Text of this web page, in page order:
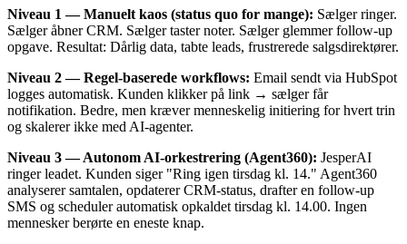
Niveau 1 — Manuelt kaos (status quo for mange): Sælger ringer.
Sælger åbner CRM. Sælger taster noter. Sælger glemmer follow-up
opgave. Resultat: Dårlig data, tabte leads, frustrerede salgsdirektører.
Niveau 2 — Regel-baserede workflows: Email sendt via HubSpot
logges automatisk. Kunden klikker på link → sælger får
notifikation. Bedre, men kræver menneskelig initiering for hvert trin
og skalerer ikke med AI-agenter.
Niveau 3 — Autonom AI-orkestrering (Agent360): JesperAI
ringer leadet. Kunden siger "Ring igen tirsdag kl. 14." Agent360
analyserer samtalen, opdaterer CRM-status, drafter en follow-up
SMS og scheduler automatisk opkaldet tirsdag kl. 14.00. Ingen
mennesker berørte en eneste knap.